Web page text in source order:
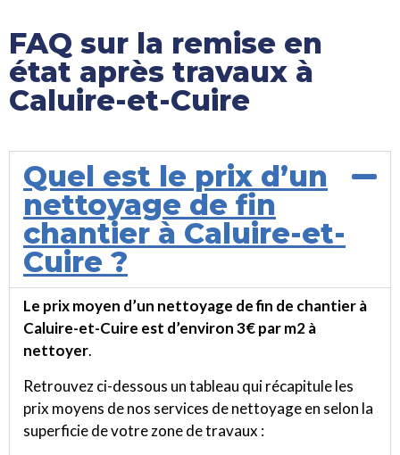
FAQ sur la remise en
état après travaux à
Caluire-et-Cuire
Quel est le prix d’un
nettoyage de fin
chantier à Caluire-et-
Cuire ?
Le prix moyen d’un nettoyage de fin de chantier à
Caluire-et-Cuire est d’environ 3€ par m2 à
nettoyer.
Retrouvez ci-dessous un tableau qui récapitule les
prix moyens de nos services de nettoyage en selon la
superficie de votre zone de travaux :